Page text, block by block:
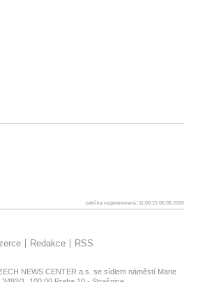
patička vygenerovaná: 11:00:15 06.08.2026
Redakce RSS
NEWS CENTER a.s. se sídlem náměstí Marie